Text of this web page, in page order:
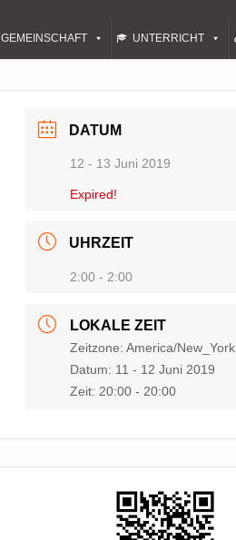
GEMEINSCHAFT UNTERRICHT
DATUM
12 - 13 Juni 2019
Expired!
UHRZEIT
2:00 - 2:00
LOKALE ZEIT
Zeitzone:America/New_York
Datum: 11 - 12 Juni 2019
Zeit: 20:00 - 20:00